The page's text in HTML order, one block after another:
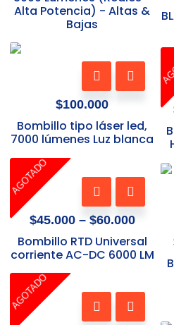
Alta Potencia) - Altas &
Bajas
producto
tiene
múltiples
variantes.
pueden
elegir
en
la
producto
$100.000
Bombillo tipo láser led,
7000 lúmenes Luz blanca
AGOTADO
Este
producto
tiene
variantes.
pueden
$45.000 – $60.000
Price
range:
$60.000
Bombillo RTD Universal
corriente AC-DC 6000 LM
AGOTADO